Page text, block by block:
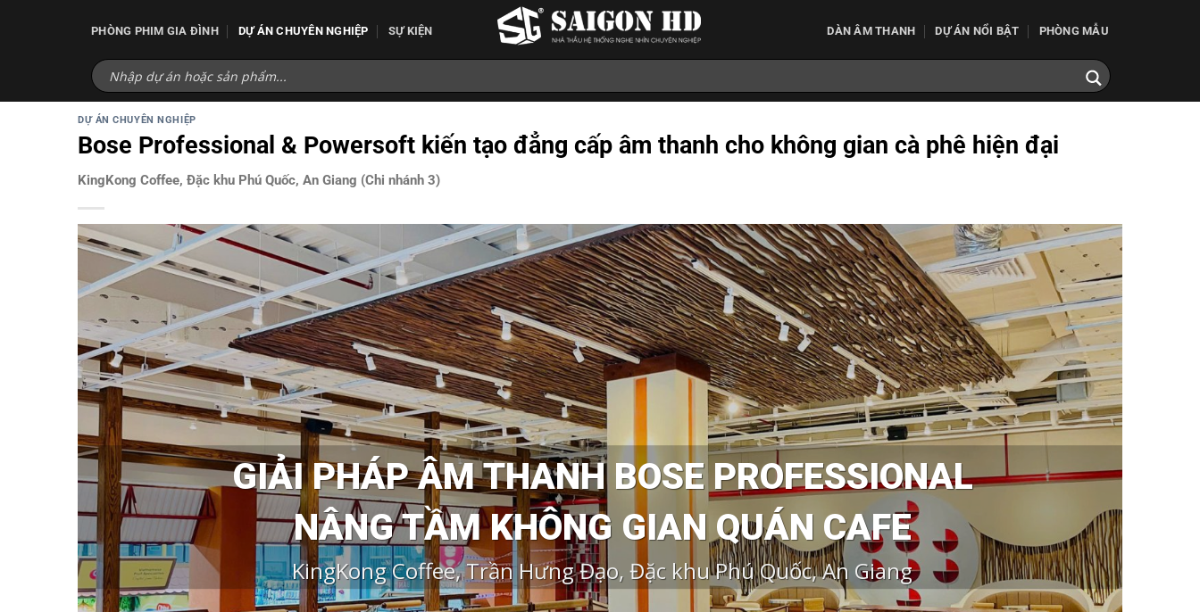
PHÒNG PHIM GIA ĐÌNH DỰ ÁN CHUYÊN NGHIỆP SỰ KIỆN DÀN ÂM THANH DỰ ÁN NỔI BẬT PHÒNG MẪU
DỰ ÁN CHUYÊN NGHIỆP
Bose Professional & Powersoft kiến tạo đẳng cấp âm thanh cho không gian cà phê hiện đại
KingKong Coffee, Đặc khu Phú Quốc, An Giang (Chi nhánh 3)
GIẢI PHÁP ÂM THANH BOSE PROFESSIONAL
NÂNG TẦM KHÔNG GIAN QUÁN CAFE
KingKong Coffee, Trần Hưng Đạo, Đặc khu Phú Quốc, An Giang